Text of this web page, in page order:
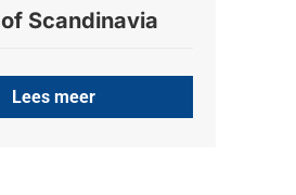
Scandinavia
Lees meer